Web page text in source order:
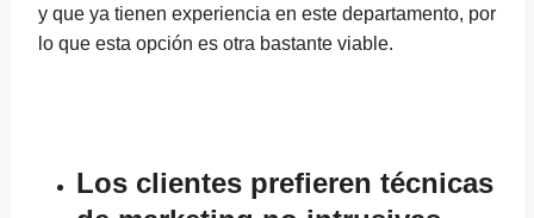
y que ya tienen experiencia en este departamento, por
lo que esta opción es otra bastante viable.
Los clientes prefieren técnicas